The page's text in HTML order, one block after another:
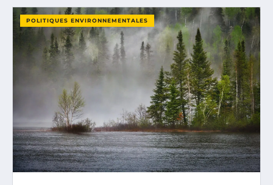
POLITIQUES ENVIRONNEMENTALES